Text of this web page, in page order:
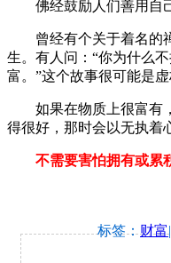
佛经鼓励人们善用自己
曾经有个关于着名的禅
生。有人问：“你为什么
富。”这个故事很可能是
如果在物质上很富有，
得很好，那时会以无执着
不需要害怕拥有或累积
标签：财富|